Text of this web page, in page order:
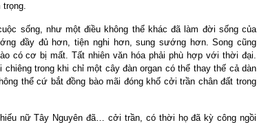
trọng.
sống, như một điều không thể khác đã làm đời sống của
đầy đủ hơn, tiện nghi hơn, sung sướng hơn. Song cũng
có cơ bị mất. Tất nhiên văn hóa phải phù hợp với thời đại.
trong khi chỉ một cây đàn organ có thể thay thế cả dàn
thể cứ bắt đồng bào mãi đóng khố cởi trần chân đất trong
nữ Tây Nguyên đã… cởi trần, có thời họ đã kỳ công ngồi